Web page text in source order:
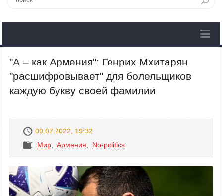
"А – как Армения": Генрих Мхитарян
"расшифровывает" для болельщиков
каждую букву своей фамилии
09.07.2022, 19:32
Mир
Армения No-politics